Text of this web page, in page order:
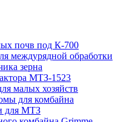
почв под К-700
междурядной обработки
зерна
МТЗ-1523
малых хозяйств
для комбайна
для МТЗ